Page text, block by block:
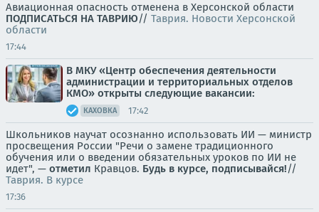
Авиационная опасность отменена в Херсонской области
ПОДПИСАТЬСЯ НА ТАВРИЮ// Таврия. Новости Херсонской
области
17:44
В МКУ «Центр обеспечения деятельности
администрации и территориальных отделов
КМО» открыты следующие вакансии:
КАХОВКА 17:42
Школьников научат осознанно использовать ИИ — министр
просвещения России "Речи о замене традиционного
обучения или о введении обязательных уроков по ИИ не
идет", — отметил Кравцов. Будь в курсе, подписывайся!//
Таврия. В курсе
17:36